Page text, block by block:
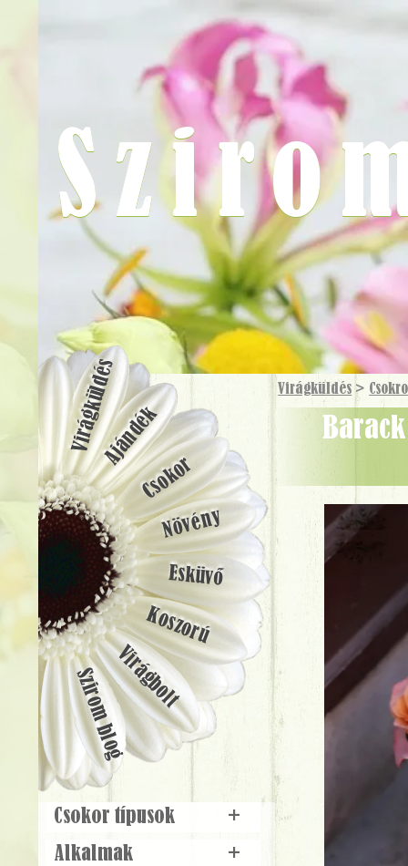
Virágküldés >
Barack rózsák elegáns plüssös henger dobozban (9 szál) - Virágküldés
VirágküldésAjándék
Csokor
Növény
Esküvő
Koszorú
Virágbolt
Szirom blog
Csokor típusok
+
Alkalmak
+